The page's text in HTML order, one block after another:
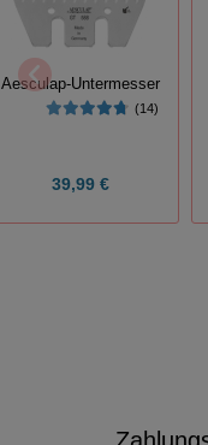
Aesculap-Untermesser
(14)
39,99 €